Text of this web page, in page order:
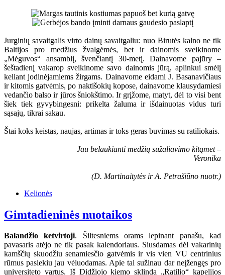
Jurginių savaitgalis virto dainų savaitgaliu: nuo Birutės kalno ne tik
Baltijos pro medžius žvalgėmės, bet ir dainomis sveikinome
„Mėguvos“ ansamblį, švenčiantį 30-metį. Dainavome pajūry –
šeštadienį vakarop sveikinome savo dainomis jūrą, aplinkui smėlį
keliant jodinėjamiems žirgams. Dainavome eidami J. Basanavičiaus
ir kitomis gatvėmis, po naktišokių kopose, dainavome klausydamiesi
vedančio balso ir jūros šniokštimo. Ir grįžome, matyt, dėl to visi bent
šiek tiek gyvybingesni: prikelta žaluma ir išdainuotas vidus turi
sąsajų, tikrai sakau.
Štai koks keistas, naujas, artimas ir toks geras buvimas su ratiliokais.
Jau belaukianti medžių sužaliavimo kitąmet –
Veronika
(D. Martinaitytės ir A. Petrašiūno nuotr.)
Kelionės
Gimtadieninės nuotaikos
Balandžio ketvirtoji. Šiltesniems orams lepinant panašu, kad
pavasaris atėjo ne tik pasak kalendoriaus. Siusdamas dėl vakarinių
kamščių skuodžiu senamiesčio gatvėmis ir vis vien VU centrinius
rūmus pasiekiu jau vėluodamas. Apie tai sužinau dar neįžengęs pro
universiteto vartus. Iš Didžiojo kiemo sklinda „Ratilio“ kapelijos